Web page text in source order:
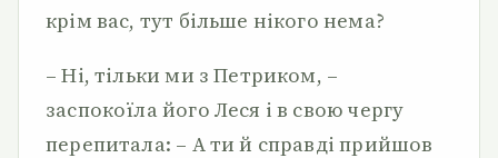
крім вас, тут більше нікого нема?
– Ні, тільки ми з Петриком, –
заспокоїла його Леся і в свою чергу
перепитала: – А ти й справді прийшов